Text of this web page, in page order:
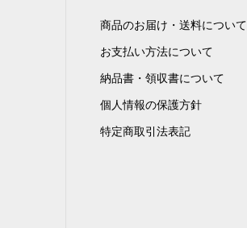
商品のお届け・送料について
お支払い方法について
納品書・領収書について
個人情報の保護方針
特定商取引法表記